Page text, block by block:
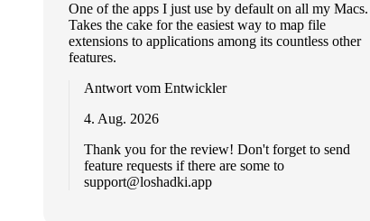
One of the apps I just use by default on all my Macs.
Takes the cake for the easiest way to map file
extensions to applications among its countless other
features.
Antwort vom Entwickler
4. Aug. 2026
Thank you for the review! Don't forget to send
feature requests if there are some to
support@loshadki.app